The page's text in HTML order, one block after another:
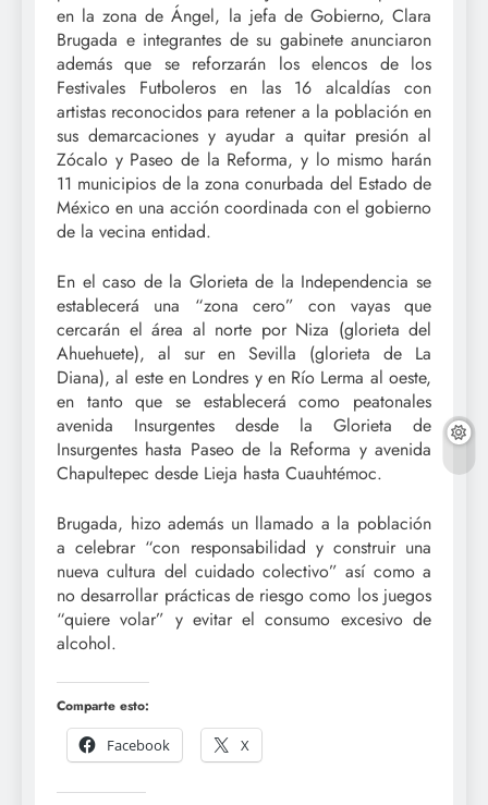
en la zona de Ángel, la jefa de Gobierno, Clara
Brugada e integrantes de su gabinete anunciaron
además que se reforzarán los elencos de los
Festivales Futboleros en las 16 alcaldías con
artistas reconocidos para retener a la población en
sus demarcaciones y ayudar a quitar presión al
Zócalo y Paseo de la Reforma, y lo mismo harán
11 municipios de la zona conurbada del Estado de
México en una acción coordinada con el gobierno
de la vecina entidad.
En el caso de la Glorieta de la Independencia se
establecerá una “zona cero” con vayas que
cercarán el área al norte por Niza (glorieta del
Ahuehuete), al sur en Sevilla (glorieta de La
Diana), al este en Londres y en Río Lerma al oeste,
en tanto que se establecerá como peatonales
avenida Insurgentes desde la Glorieta de
Insurgentes hasta Paseo de la Reforma y avenida
Chapultepec desde Lieja hasta Cuauhtémoc.
Brugada, hizo además un llamado a la población
a celebrar “con responsabilidad y construir una
nueva cultura del cuidado colectivo” así como a
no desarrollar prácticas de riesgo como los juegos
“quiere volar” y evitar el consumo excesivo de
alcohol.
Comparte esto:
Facebook
X